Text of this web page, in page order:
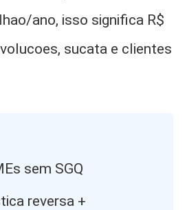
ano, isso significa R$
sucata e clientes
sem SGQ
reversa +